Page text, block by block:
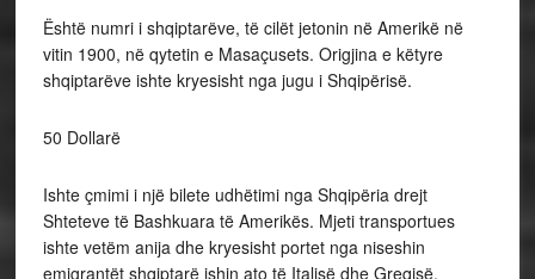
Është numri i shqiptarëve, të cilët jetonin në Amerikë në
vitin 1900, në qytetin e Masaçusets. Origjina e këtyre
shqiptarëve ishte kryesisht nga jugu i Shqipërisë.
50 Dollarë
Ishte çmimi i një bilete udhëtimi nga Shqipëria drejt
Shteteve të Bashkuara të Amerikës. Mjeti transportues
ishte vetëm anija dhe kryesisht portet nga niseshin
emigrantët shqiptarë ishin ato të Italisë dhe Greqisë.